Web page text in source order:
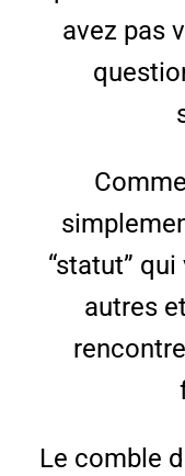
avez pas
“statut”
autres
Le comble